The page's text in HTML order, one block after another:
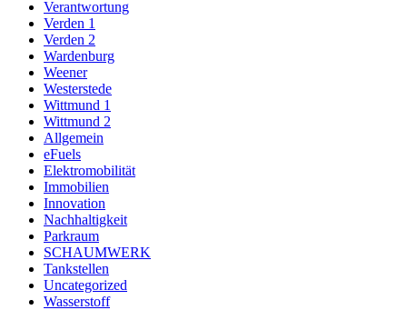
Verantwortung
Verden 1
Verden 2
Wardenburg
Weener
Westerstede
Wittmund 1
Wittmund 2
Allgemein
eFuels
Elektromobilität
Immobilien
Innovation
Nachhaltigkeit
Parkraum
SCHAUMWERK
Tankstellen
Uncategorized
Wasserstoff